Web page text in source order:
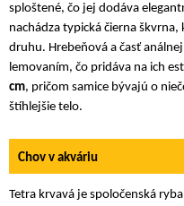
sploštené, čo jej dodáva
nachádza typická čierna
druhu. Hrebeňová a časť
lemovaním, čo pridáva na ich
cm, pričom samice bývajú o
štíhlejšie telo.
Chov v akváriu
Tetra krvavá je spoločenská